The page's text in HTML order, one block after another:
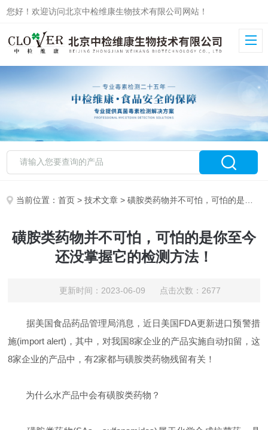
您好！欢迎访问北京中检维康生物技术有限公司网站！
当前位置：首页 >技术文章 > 磺胺类药物并不可怕，可怕的是你至今还没掌握它的检测方法！
磺胺类药物并不可怕，可怕的是你至今
还没掌握它的检测方法！
更新时间：2023-06-09 点击次数：2677
据美国食品药品管理局消息，近日美国FDA更新进口预警措
施(import alert)，其中，对我国8家企业的产品实施自动扣留，这
8家企业的产品中，有2家都与磺胺类药物残留有关！
为什么水产品中会有磺胺类药物？